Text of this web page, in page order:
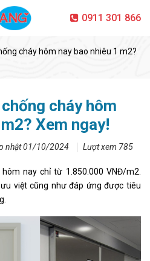
0911 301 866
cháy hôm nay bao nhiêu 1 m2?
cháy hôm
Xem ngay!
nhật 01/10/2024 Lượt xem 785
nay chỉ từ 1.850.000 VNĐ/m2.
việt cũng như đáp ứng được tiêu